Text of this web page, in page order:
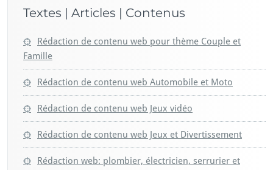
Textes | Articles | Contenus
Rédaction de contenu web pour thème Couple et
Famille
Rédaction de contenu web Automobile et Moto
Rédaction de contenu web Jeux vidéo
Rédaction de contenu web Jeux et Divertissement
Rédaction web: plombier, électricien, serrurier et